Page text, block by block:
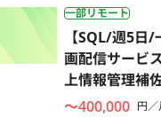
一部リモート
【SQL/週5日
画配信サービ
上情報管理補
〜400,000 円／